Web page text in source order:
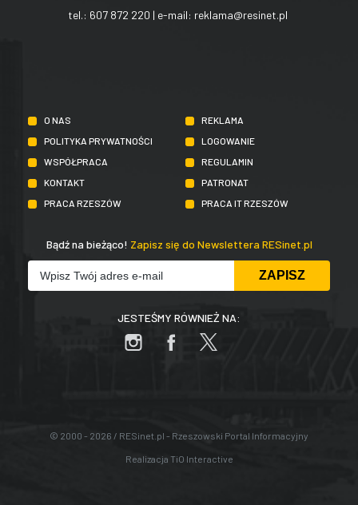
tel.: 607 872 220 | e-mail: reklama@resinet.pl
O NAS
REKLAMA
POLITYKA PRYWATNOŚCI
LOGOWANIE
WSPÓŁPRACA
REGULAMIN
KONTAKT
PATRONAT
PRACA RZESZÓW
PRACA IT RZESZÓW
Bądź na bieżąco! Zapisz się do Newslettera RESinet.pl
JESTEŚMY RÓWNIEŻ NA:
© 2000 - 2026 / RESinet.pl - Rzeszowski Portal Informacyjny
Realizacja TiO Interactive